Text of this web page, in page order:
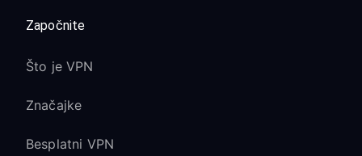
Započnite
Što je VPN
Značajke
Besplatni VPN